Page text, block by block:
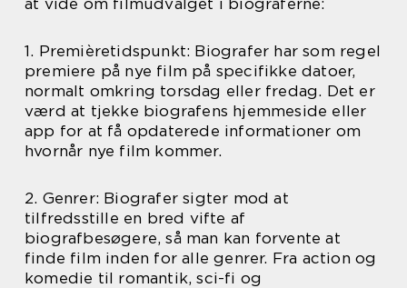
at vide om filmudvalget i biograferne:
1. Premièretidspunkt: Biografer har som regel
premiere på nye film på specifikke datoer,
normalt omkring torsdag eller fredag. Det er
værd at tjekke biografens hjemmeside eller
app for at få opdaterede informationer om
hvornår nye film kommer.
2. Genrer: Biografer sigter mod at
tilfredsstille en bred vifte af
biografbesøgere, så man kan forvente at
finde film inden for alle genrer. Fra action og
komedie til romantik, sci-fi og